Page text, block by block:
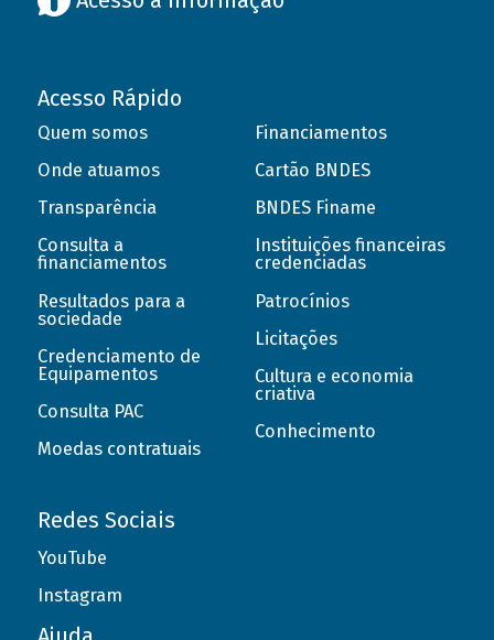
Acesso Rápido
Quem somos
Onde atuamos
Transparência
Consulta a
financiamentos
Resultados para a
sociedade
Credenciamento de
Equipamentos
Consulta PAC
Moedas contratuais
Financiamentos
Cartão BNDES
BNDES Finame
Instituições financeiras
credenciadas
Patrocínios
Licitações
Cultura e economia
criativa
Conhecimento
Redes Sociais
YouTube
Instagram